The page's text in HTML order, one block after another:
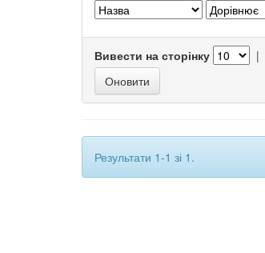
Вивести на сторінку |
Результати 1-1 зі 1.